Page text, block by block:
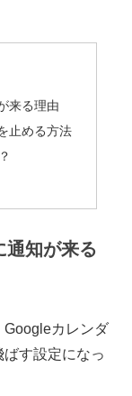
来る理由
止める方法
知が来る
Googleカレンダ
す設定になっ